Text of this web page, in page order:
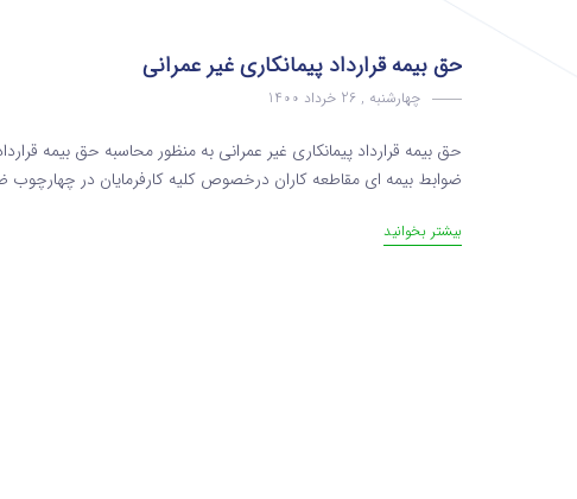
حق بیمه قرارداد پیمانکاری غیر عمرانی
چهارشنبه , 26 خرداد 1400
حق بیمه قرارداد پیمانکاری غیر عمرانی به منظور محاسبه حق بیمه
ضوابط بیمه ای مقاطعه کاران درخصوص کلیه کارفرمایان در چهارچوب ضوابط و
بیشتر بخوانید